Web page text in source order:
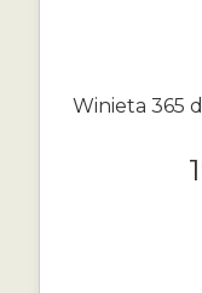
Winieta 365